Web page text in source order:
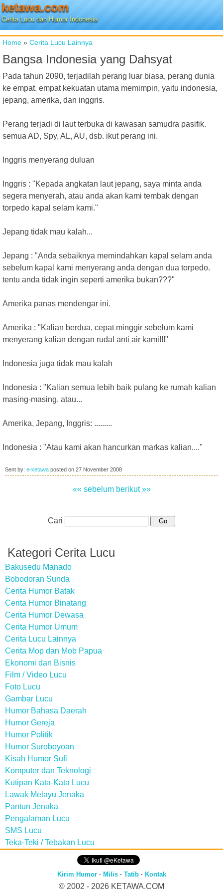
ketawa.com
Cerita Lucu dan Humor Indonesia
Home » Cerita Lucu Lainnya
Bangsa Indonesia yang Dahsyat
Pada tahun 2090, terjadilah perang luar biasa, perang dunia
ke empat. empat kekuatan utama memimpin, yaitu indonesia,
jepang, amerika, dan inggris.
Perang terjadi di laut terbuka di kawasan samudra pasifik.
semua AD, Spy, AL, AU, dsb. ikut perang ini.
Inggris menyerang duluan
Inggris : "Kepada angkatan laut jepang, saya minta anda
segera menyerah, atau anda akan kami tembak dengan
torpedo kapal selam kami."
Jepang tidak mau kalah...
Jepang : "Anda sebaiknya memindahkan kapal selam anda
sebelum kapal kami menyerang anda dengan dua torpedo.
tentu anda tidak ingin seperti amerika bukan???"
Amerika panas mendengar ini.
Amerika : "Kalian berdua, cepat minggir sebelum kami
menyerang kalian dengan rudal anti air kami!!!"
Indonesia juga tidak mau kalah
Indonesia : "Kalian semua lebih baik pulang ke rumah kalian
masing-masing, atau...
Amerika, Jepang, Inggris: .........
Indonesia : "Atau kami akan hancurkan markas kalian...."
Sent by: e-ketawa posted on 27 November 2008
«« sebelum berikut »»
Cari
Kategori Cerita Lucu
Bakusedu Manado
Bobodoran Sunda
Cerita Humor Batak
Cerita Humor Binatang
Cerita Humor Dewasa
Cerita Humor Umum
Cerita Lucu Lainnya
Cerita Mop dan Mob Papua
Ekonomi dan Bisnis
Film / Video Lucu
Foto Lucu
Gambar Lucu
Humor Bahasa Daerah
Humor Gereja
Humor Politik
Humor Suroboyoan
Kisah Humor Sufi
Komputer dan Teknologi
Kutipan Kata-Kata Lucu
Lawak Melayu Jenaka
Pantun Jenaka
Pengalaman Lucu
SMS Lucu
Teka-Teki / Tebakan Lucu
Kirim Humor· Milis· Tatib· Kontak
© 2002 - 2026 KETAWA.COM